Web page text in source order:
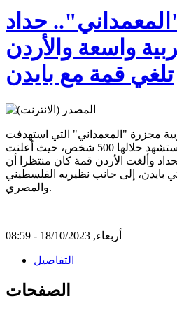
حداد
واسعة والأردن
تلغي قمة مع بايدن
مجزرة "المعمداني" التي استهدفت
مستشفى في غزة، واستشهد خلالها 500 شخص، حيث أعلنت
وألغت الأردن قمة كان منتظرا أن
بايدن، إلى جانب نظيريه الفلسطيني
والمصري.
أربعاء, 18/10/2023 - 08:59
التفاصيل
الصفحات